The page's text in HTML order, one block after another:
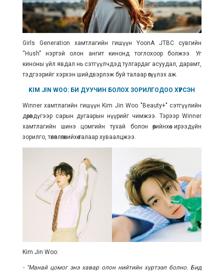
Girls Generation хамтлагийн гишүүн YoonA JTBC сувгийн
“Hush” нэртэй олон ангит кинонд тоглохоор болжээ. Уг
киноны үйл явдал нь сэтгүүлчдэд тулгардаг асуудал, дарамт,
тэдгээрийг хэрхэн шийдвэрлэж буй талаар өгүүлэх аж.
KIM JIN WOO: БИ ДУУЧИН БОЛОХ ЗОРИЛГОДОО ХҮРСЭН
Winner хамтлагийн гишүүн Kim Jin Woo "Beauty+" сэтгүүлийн
дөрөвдүгээр сарын дугаарын нүүрийг чимжээ. Тэрээр Winner
хамтлагийн шинэ цомгийн тухай болон өөрийнхөө ирээдүйн
зорилго, төлөвлөгөөнийхөө талаар хуваалцжээ.
Kim Jin Woo:
- "Манай цомог энэ хавар олон нийтийн хүртээл болно. Бид